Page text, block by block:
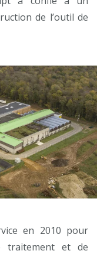
de l’outil de
en 2010 pour
traitement et de